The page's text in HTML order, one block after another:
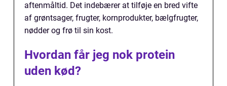
aftenmåltid. Det indebærer at tilføje en bred vifte
af grøntsager, frugter, kornprodukter, bælgfrugter,
nødder og frø til sin kost.
Hvordan får jeg nok protein
uden kød?